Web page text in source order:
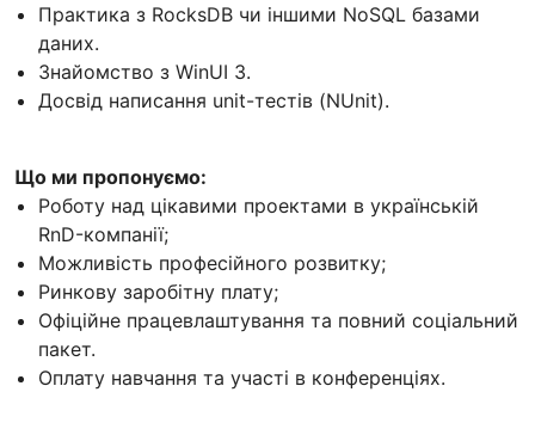
Практика з RocksDB чи іншими NoSQL базами
даних.
Знайомство з WinUI 3.
Досвід написання unit-тестів (NUnit).
Що ми пропонуємо:
Роботу над цікавими проектами в українській
RnD-компанії;
Можливість професійного розвитку;
Ринкову заробітну плату;
Офіційне працевлаштування та повний соціальний
пакет.
Оплату навчання та участі в конференціях.